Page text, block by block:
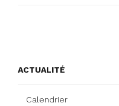
ACTUALITÉ
Calendrier